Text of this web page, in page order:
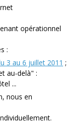
opérationnel
:
3 au 6 juillet 2011 ;
au-delà" :
...
nous en